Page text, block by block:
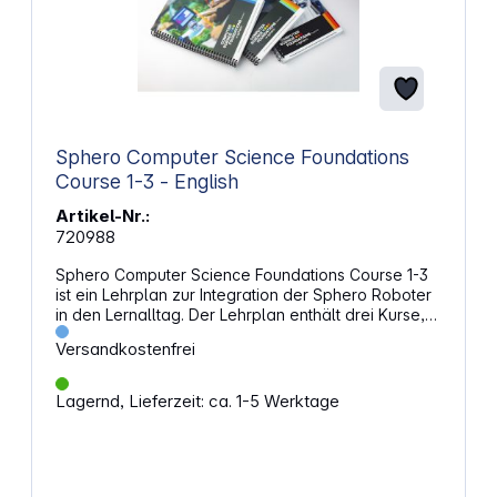
Sphero Computer Science Foundations
Course 1-3 - English
Artikel-Nr.:
720988
Sphero Computer Science Foundations Course 1-3
ist ein Lehrplan zur Integration der Sphero Roboter
in den Lernalltag. Der Lehrplan enthält drei Kurse,
die MINKT-Fächer und Informatik vereinen. Statt
selbst immer nur Experte zu sein, wird es mit diesem
Kursprogramm möglich, dass Lehrende sowie
Schülerinnen und Schüler gemeinsam lernen und an
ihren Aufgaben wachsen. Die Computer Science
Versandkostenfrei
Lagernd, Lieferzeit: ca. 1-5 Werktage